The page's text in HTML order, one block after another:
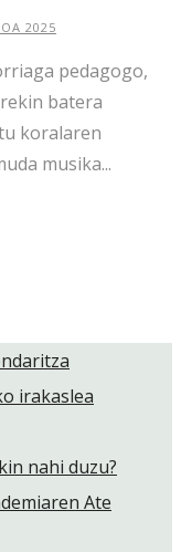
2025
pedagogo,
batera
koralaren
musika...
irakaslea
nahi duzu?
Ate